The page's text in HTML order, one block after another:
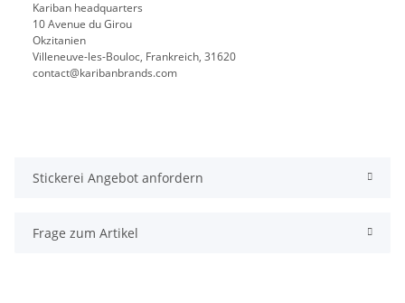
Kariban headquarters
10 Avenue du Girou
Okzitanien
Villeneuve-les-Bouloc, Frankreich, 31620
contact@karibanbrands.com
Stickerei Angebot anfordern
Frage zum Artikel